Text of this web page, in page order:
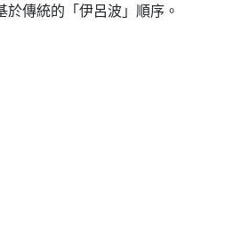
傳統的「伊呂波」順序。